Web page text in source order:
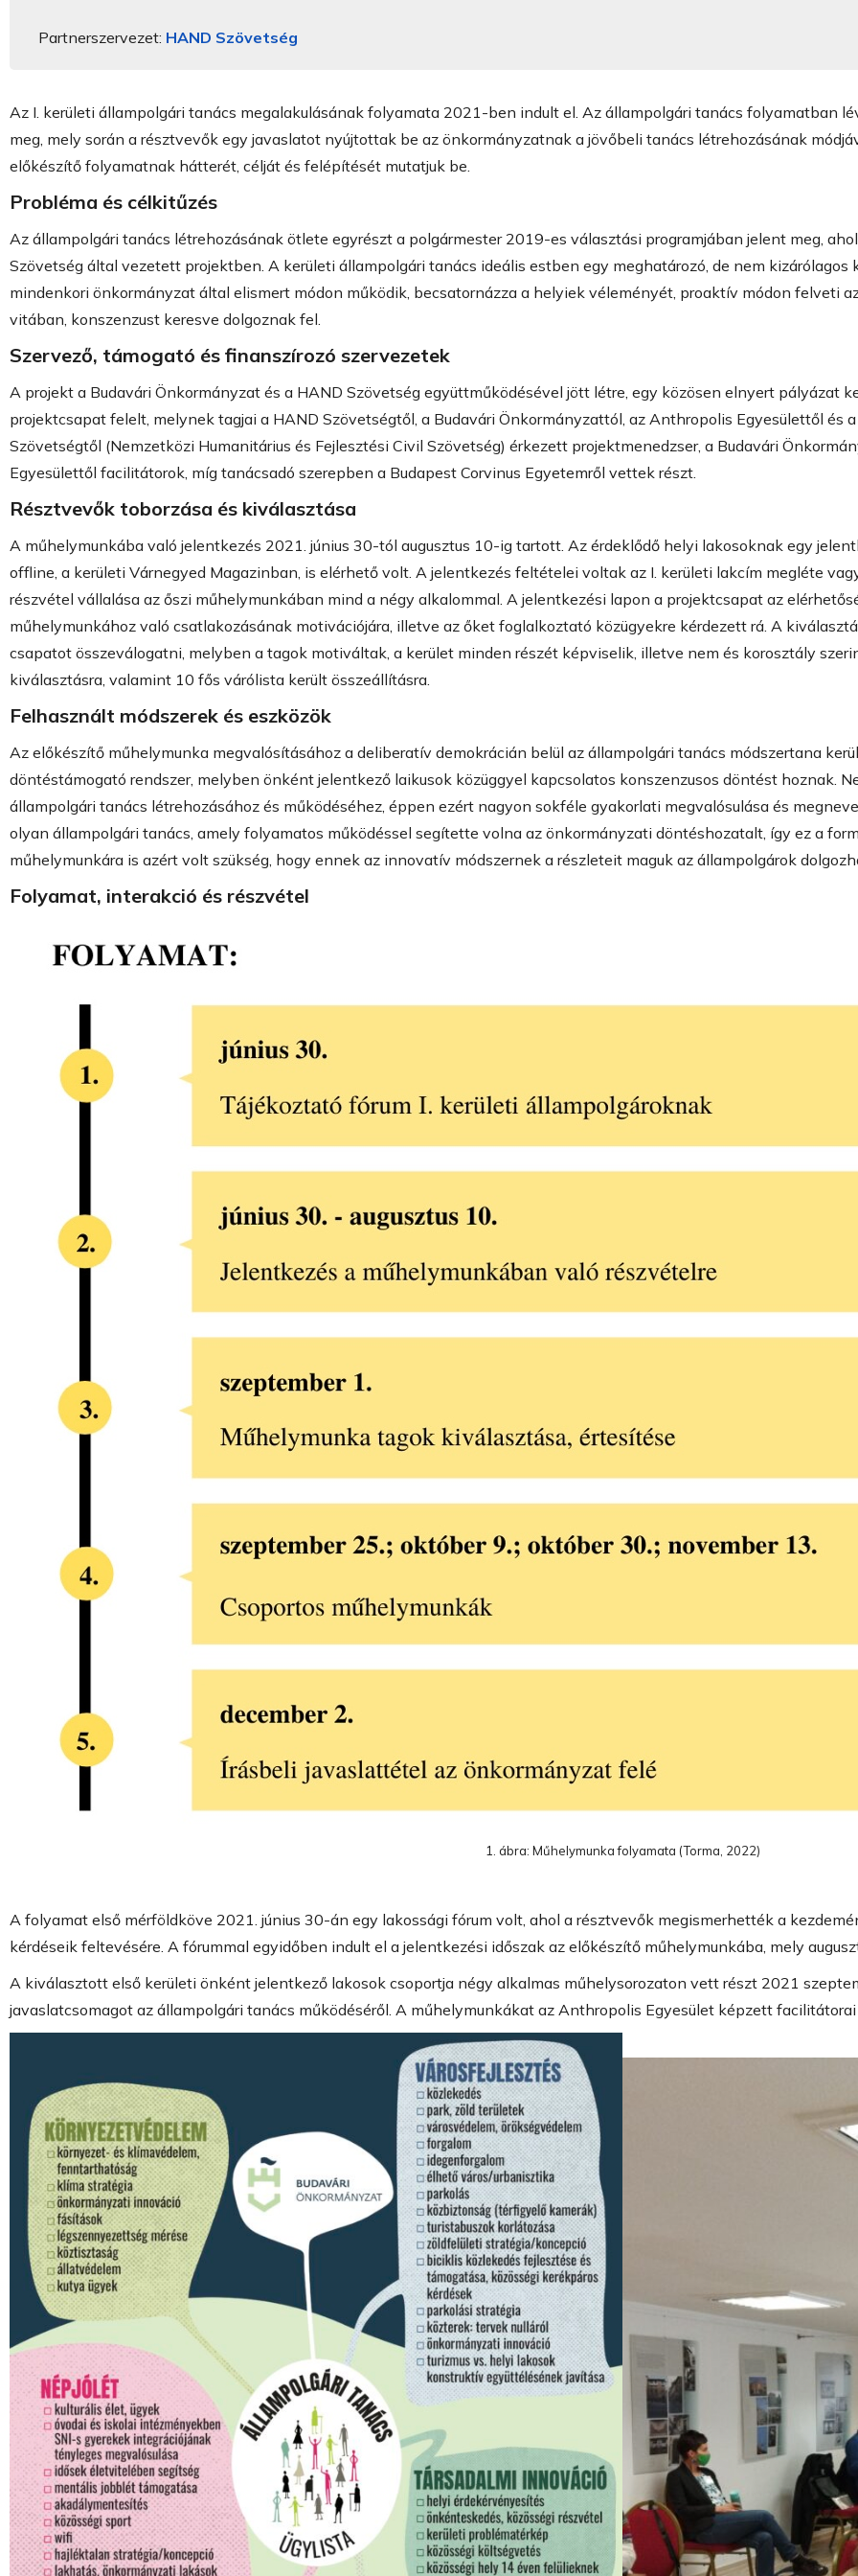
Partnerszervezet: HAND Szövetség
Az I. kerületi állampolgári tanács megalakulásának folyamata 2021-ben indult el. Az állampolgári tanács folyamatban
meg, mely során a résztvevők egy javaslatot nyújtottak be az önkormányzatnak a jövőbeli tanács létrehozásának
előkészítő folyamatnak hátterét, célját és felépítését mutatjuk be.
Probléma és célkitűzés
Az állampolgári tanács létrehozásának ötlete egyrészt a polgármester 2019-es választási programjában jelent meg,
Szövetség által vezetett projektben. A kerületi állampolgári tanács ideális estben egy meghatározó, de nem
mindenkori önkormányzat által elismert módon működik, becsatornázza a helyiek véleményét, proaktív módon felveti
vitában, konszenzust keresve dolgoznak fel.
Szervező, támogató és finanszírozó szervezetek
A projekt a Budavári Önkormányzat és a HAND Szövetség együttműködésével jött létre, egy közösen elnyert pályázat
projektcsapat felelt, melynek tagjai a HAND Szövetségtől, a Budavári Önkormányzattól, az Anthropolis Egyesülettől és
Szövetségtől (Nemzetközi Humanitárius és Fejlesztési Civil Szövetség) érkezett projektmenedzser, a Budavári
Egyesülettől facilitátorok, míg tanácsadó szerepben a Budapest Corvinus Egyetemről vettek részt.
Résztvevők toborzása és kiválasztása
A műhelymunkába való jelentkezés 2021. június 30-tól augusztus 10-ig tartott. Az érdeklődő helyi lakosoknak egy
offline, a kerületi Várnegyed Magazinban, is elérhető volt. A jelentkezés feltételei voltak az I. kerületi lakcím megléte
részvétel vállalása az őszi műhelymunkában mind a négy alkalommal. A jelentkezési lapon a projektcsapat az
műhelymunkához való csatlakozásának motivációjára, illetve az őket foglalkoztató közügyekre kérdezett rá. A
csapatot összeválogatni, melyben a tagok motiváltak, a kerület minden részét képviselik, illetve nem és korosztály
kiválasztásra, valamint 10 fős várólista került összeállításra.
Felhasznált módszerek és eszközök
Az előkészítő műhelymunka megvalósításához a deliberatív demokrácián belül az állampolgári tanács módszertana
döntéstámogató rendszer, melyben önként jelentkező laikusok közüggyel kapcsolatos konszenzusos döntést hoznak.
állampolgári tanács létrehozásához és működéséhez, éppen ezért nagyon sokféle gyakorlati megvalósulása és
olyan állampolgári tanács, amely folyamatos működéssel segítette volna az önkormányzati döntéshozatalt, így ez a
műhelymunkára is azért volt szükség, hogy ennek az innovatív módszernek a részleteit maguk az állampolgárok
Folyamat, interakció és részvétel
1. ábra: Műhelymunka folyamata (Torma, 2022)
A folyamat első mérföldköve 2021. június 30-án egy lakossági fórum volt, ahol a résztvevők megismerhették a
kérdéseik feltevésére. A fórummal egyidőben indult el a jelentkezési időszak az előkészítő műhelymunkába, mely
A kiválasztott első kerületi önként jelentkező lakosok csoportja négy alkalmas műhelysorozaton vett részt 2021
javaslatcsomagot az állampolgári tanács működéséről. A műhelymunkákat az Anthropolis Egyesület képzett